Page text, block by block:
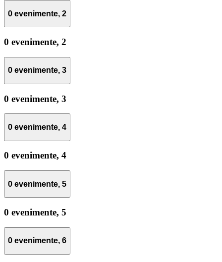
0 evenimente, 2
0 evenimente, 2
0 evenimente, 3
0 evenimente, 3
0 evenimente, 4
0 evenimente, 4
0 evenimente, 5
0 evenimente, 5
0 evenimente, 6